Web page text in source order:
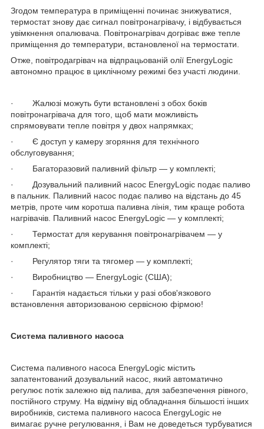
Згодом температура в приміщенні починає знижуватися,
термостат знову дає сигнал повітронагрівачу, і відбувається
увімкнення опалювача. Повітронагрівач догріває вже тепле
приміщення до температури, встановленої на термостати.
Отже, повітродагрівач на відпрацьованій олії EnergyLogic
автономно працює в циклічному режимі без участі людини.
· Жалюзі можуть бути встановлені з обох боків
повітронагрівача для того, щоб мати можливість
спрямовувати тепле повітря у двох напрямках;
· Є доступ у камеру згоряння для технічного
обслуговування;
· Багаторазовий паливний фільтр — у комплекті;
· Дозувальний паливний насос EnergyLogic подає паливо
в пальник. Паливний насос подає паливо на відстань до 45
метрів, проте чим коротша паливна лінія, тим краще робота
нагрівачів. Паливний насос EnergyLogic — у комплекті;
· Термостат для керування повітронагрівачем — у
комплекті;
· Регулятор тяги та тягомер — у комплекті;
· Виробництво — EnergyLogic (США);
· Гарантія надається тільки у разі обов'язкового
встановлення авторизованою сервісною фірмою!
Система паливного насоса
Система паливного насоса EnergyLogic містить
запатентований дозувальний насос, який автоматично
регулює потік залежно від палива, для забезпечення рівного,
постійного струму. На відміну від обладнання більшості інших
виробників, система паливного насоса EnergyLogic не
вимагає ручне регулювання, і Вам не доведеться турбуватися